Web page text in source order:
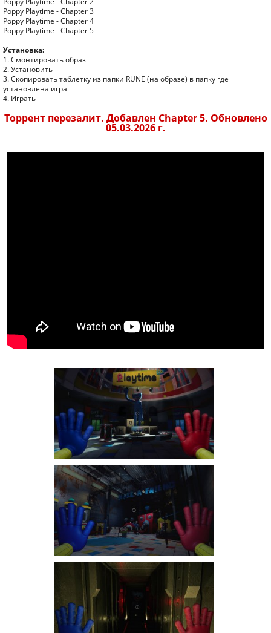
Poppy Playtime - Chapter 3
Poppy Playtime - Chapter 4
Poppy Playtime - Chapter 5
Установка:
1. Смонтировать образ
2. Установить
3. Скопировать таблетку из папки RUNE (на образе) в папку где
установлена игра
4. Играть
Торрент перезалит. Добавлен Chapter 5. Обновлено
05.03.2026 г.